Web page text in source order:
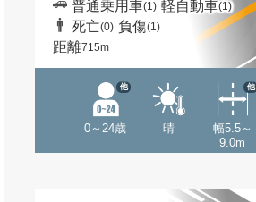
普通乗用車(1) 軽自動車(1)
死亡(0) 負傷(1)
距離715m
0～24歳
他
晴
幅5.5～
9.0m
他